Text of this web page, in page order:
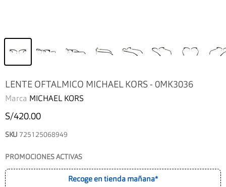
LENTE OFTALMICO MICHAEL KORS - 0MK3036
Marca MICHAEL KORS
S/420.00
SKU 725125068949
PROMOCIONES ACTIVAS
Recoge en tienda mañana*